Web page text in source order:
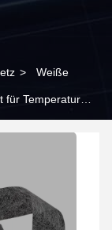
> Weiße
für Temperatur